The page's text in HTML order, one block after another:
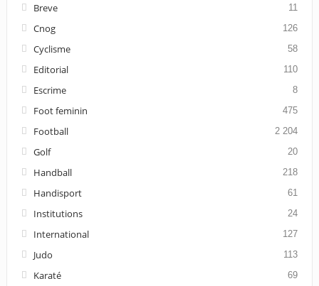
Breve 11
Cnog 126
Cyclisme 58
Editorial 110
Escrime 8
Foot feminin 475
Football 2 204
Golf 20
Handball 218
Handisport 61
Institutions 24
International 127
Judo 113
Karaté 69